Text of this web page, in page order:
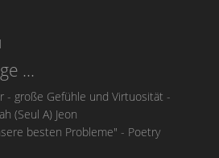
...
- große Gefühle und Virtuosität -
(Seul A) Jeon
besten Probleme" - Poetry